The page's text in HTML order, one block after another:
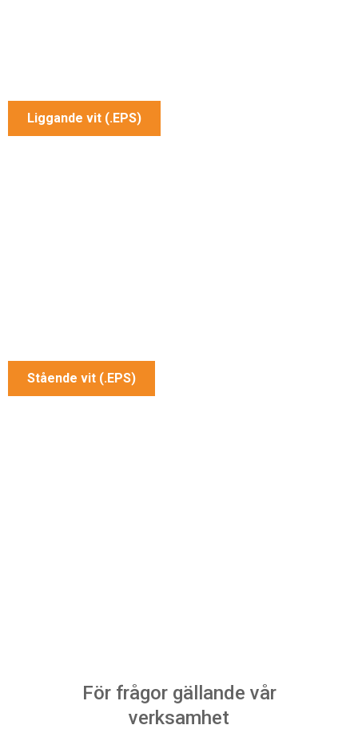
Liggande vit (.EPS)
Stående vit (.EPS)
För frågor gällande vår
verksamhet